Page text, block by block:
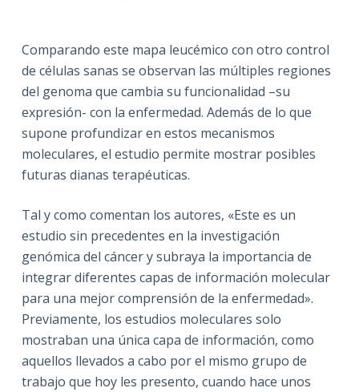
Comparando este mapa leucémico con otro control
de células sanas se observan las múltiples regiones
del genoma que cambia su funcionalidad –su
expresión- con la enfermedad. Además de lo que
supone profundizar en estos mecanismos
moleculares, el estudio permite mostrar posibles
futuras dianas terapéuticas.
Tal y como comentan los autores, «Este es un
estudio sin precedentes en la investigación
genómica del cáncer y subraya la importancia de
integrar diferentes capas de información molecular
para una mejor comprensión de la enfermedad».
Previamente, los estudios moleculares solo
mostraban una única capa de información, como
aquellos llevados a cabo por el mismo grupo de
trabajo que hoy les presento, cuando hace unos